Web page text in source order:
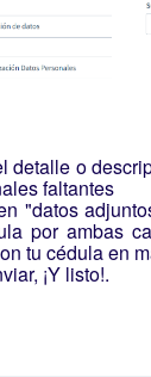
detalle o
faltantes
"datos
por ambas
tu cédula en
¡Y listo!.